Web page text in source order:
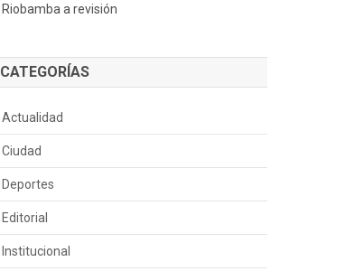
Riobamba a revisión
CATEGORÍAS
Actualidad
Ciudad
Deportes
Editorial
Institucional